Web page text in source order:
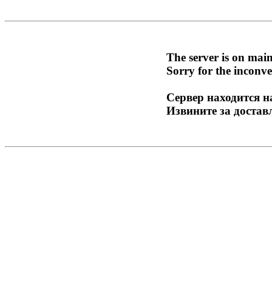
The server is on
Sorry for the
Сервер находится
Извините за